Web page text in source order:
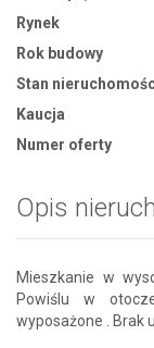
Rynek
Rok budowy
Stan
Kaucja
Numer oferty
Opis
Mieszkanie w
Powiślu w
wyposażone . Brak